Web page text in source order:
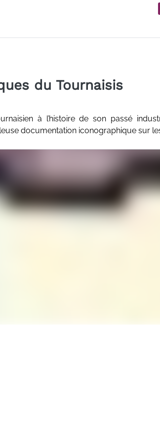
du Tournaisis
à l’histoire de son passé
documentation iconographique sur